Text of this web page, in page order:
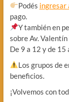
Podés ingresar
pago.
Y también en
sobre Av.
De 9 a 12 y de 15
Los grupos de
beneficios.
¡Volvemos con